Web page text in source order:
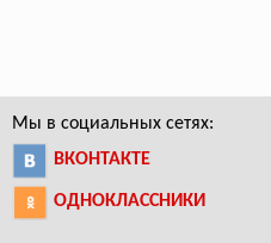
Мы в социальных сетях:
ВКОНТАКТЕ
ОДНОКЛАССНИКИ